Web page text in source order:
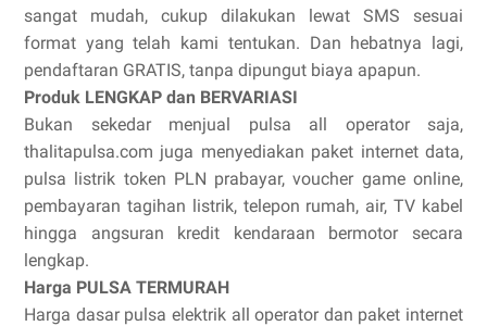
sangat mudah, cukup dilakukan lewat SMS sesuai
format yang telah kami tentukan. Dan hebatnya lagi,
pendaftaran GRATIS, tanpa dipungut biaya apapun.
Produk LENGKAP dan BERVARIASI
Bukan sekedar menjual pulsa all operator saja,
thalitapulsa.com juga menyediakan paket internet data,
pulsa listrik token PLN prabayar, voucher game online,
pembayaran tagihan listrik, telepon rumah, air, TV kabel
hingga angsuran kredit kendaraan bermotor secara
lengkap.
Harga PULSA TERMURAH
Harga dasar pulsa elektrik all operator dan paket internet